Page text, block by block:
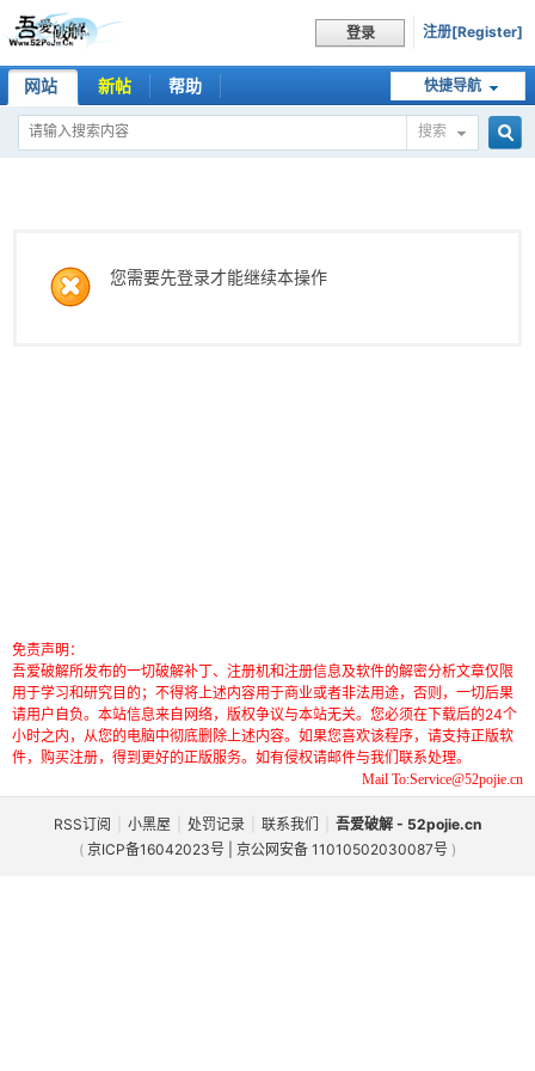
登录 注册[Register]
快捷导航
网站 新帖 帮助
搜索
您需要先登录才能继续本操作
免责声明：
吾爱破解所发布的一切破解补丁、注册机和注册信息及软件的解密分析文章仅限
用于学习和研究目的；不得将上述内容用于商业或者非法用途，否则，一切后果
请用户自负。本站信息来自网络，版权争议与本站无关。您必须在下载后的24个
小时之内，从您的电脑中彻底删除上述内容。如果您喜欢该程序，请支持正版软
件，购买注册，得到更好的正版服务。如有侵权请邮件与我们联系处理。
Mail To:Service@52pojie.cn
RSS订阅 小黑屋 处罚记录 联系我们
吾爱破解 - 52pojie.cn
( 京ICP备16042023号 | 京公网安备 11010502030087号 )